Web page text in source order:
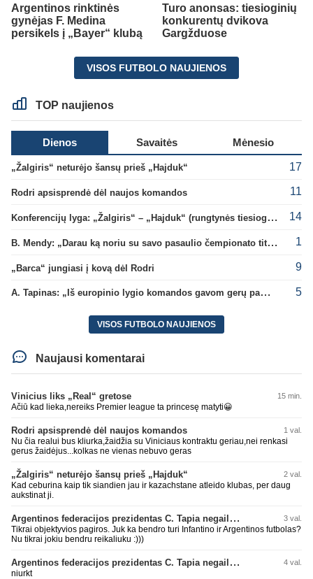
Argentinos rinktinės
gynėjas F. Medina
persikels į „Bayer“ klubą
Turo anonsas: tiesioginių
konkurentų dvikova
Gargžduose
VISOS FUTBOLO NAUJIENOS
TOP naujienos
Dienos Savaitės Mėnesio
„Žalgiris“ neturėjo šansų prieš „Hajduk“ 17
Rodri apsisprendė dėl naujos komandos 11
Konferencijų lyga: „Žalgiris“ – „Hajduk“ (rungtynės tiesiogiai) 14
B. Mendy: „Darau ką noriu su savo pasaulio čempionato titulu“ 1
„Barca“ jungiasi į kovą dėl Rodri 9
A. Tapinas: „Iš europinio lygio komandos gavom gerų pamokų“ 5
VISOS FUTBOLO NAUJIENOS
Naujausi komentarai
Vinicius liks „Real“ gretose 15 min.
Ačiū kad lieka,nereiks Premier league ta princesę matyti😀
Rodri apsisprendė dėl naujos komandos 1 val.
Nu čia realui bus kliurka,žaidžia su Viniciaus kontraktu geriau,nei renkasi
gerus žaidėjus...kolkas ne vienas nebuvo geras
„Žalgiris“ neturėjo šansų prieš „Hajduk“ 2 val.
Kad ceburina kaip tik siandien jau ir kazachstane atleido klubas, per daug
aukstinat ji.
Argentinos federacijos prezidentas C. Tapia negailėjo pagyrų G. Infantino 3 val.
Tikrai objektyvios pagiros. Juk ka bendro turi Infantino ir Argentinos futbolas?
Nu tikrai jokiu bendru reikaliuku :)))
Argentinos federacijos prezidentas C. Tapia negailėjo pagyrų G. Infantino 4 val.
niurkt